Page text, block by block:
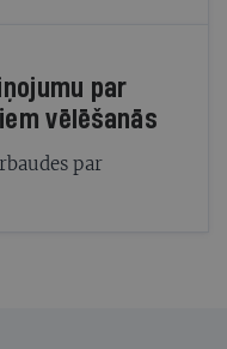
par
vēlēšanās
par